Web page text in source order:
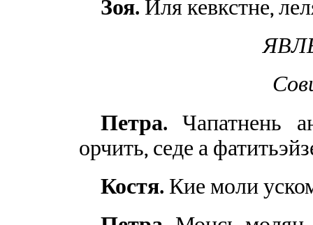
Зоя. Иля кевкстне,
Петра. Чапатнень
орчить, седе а
Костя. Кие моли